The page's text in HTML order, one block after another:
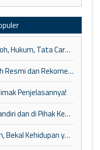
Mengenal Tawaf Wada Umroh, Hukum, Tata Cara, dan Larangan Setelahnya
Cara Mengecek Travel Umroh Resmi dan Rekomendasi Tour Travel Umroh Terbaik
Penjelasannya!
Biaya Visa Umroh Secara Mandiri dan di Pihak Ketiga
Umroh Mabrur dan Mabruroh, Bekal Kehidupan yang Lebih Baik